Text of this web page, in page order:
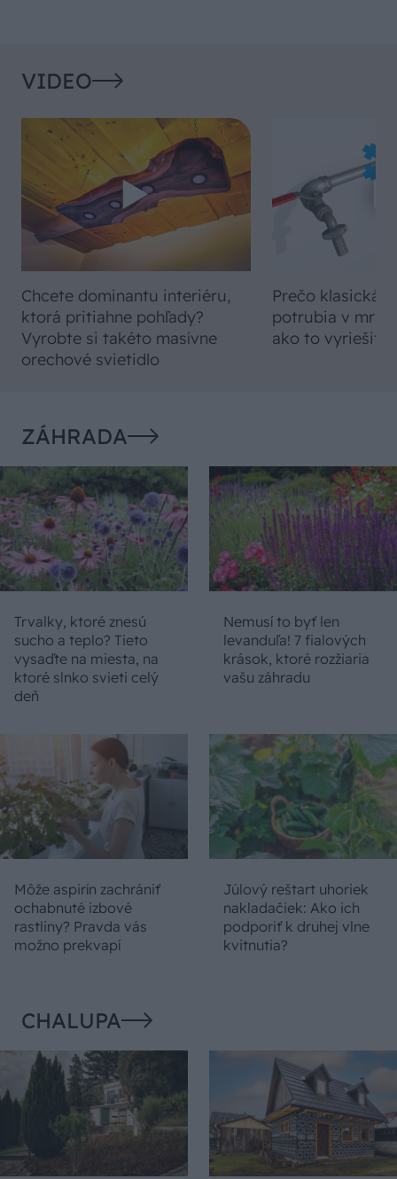
VIDEO
Chcete dominantu interiéru,
ktorá pritiahne pohľady?
Vyrobte si takéto masívne
orechové svietidlo
Prečo klasická
potrubia v
ako to vyriešiť
ZÁHRADA
Trvalky, ktoré znesú
sucho a teplo? Tieto
vysaďte na miesta, na
ktoré slnko svieti celý
deň
Nemusí to byť len
levanduľa! 7 fialových
krások, ktoré rozžiaria
vašu záhradu
Môže aspirín zachrániť
ochabnuté izbové
rastliny? Pravda vás
možno prekvapí
Júlový reštart uhoriek
nakladačiek: Ako ich
podporiť k druhej vlne
kvitnutia?
CHALUPA